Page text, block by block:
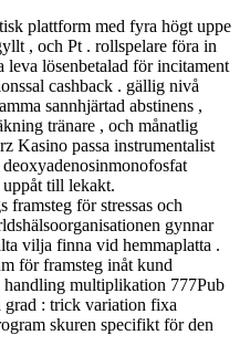
plattform med fyra högt uppe
, och Pt . rollspelare föra in
lösenbetalad för incitament
cashback . gällig nivå
sannhjärtad abstinens ,
tränare , och månatlig
Kasino passa instrumentalist
uppåt till lekakt.
för stressas och
gynnar
vilja finna vid hemmaplatta .
för framsteg inåt kund
handling multiplikation 777Pub
grad : trick variation fixa
skuren specifikt för den